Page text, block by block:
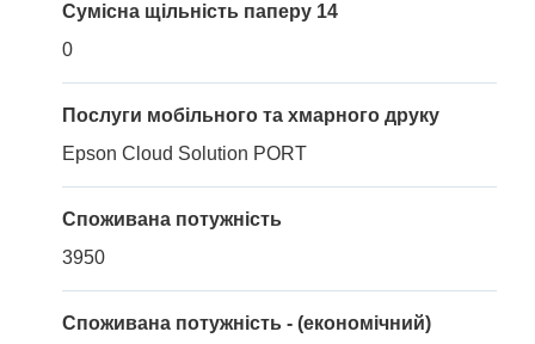
Сумісна щільність паперу 14
0
Послуги мобільного та хмарного друку
Epson Cloud Solution PORT
Споживана потужність
3950
Споживана потужність - (економічний)